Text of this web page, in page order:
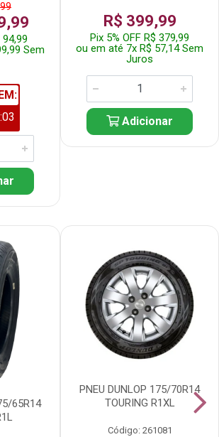
94,99
Sem
R$ 399,99
Pix 5% OFF R$ 379,99
ou em até 7x R$ 57,14 Sem
Juros
Adicionar
65R14
PNEU DUNLOP 175/70R14
TOURING R1XL
Código: 261081